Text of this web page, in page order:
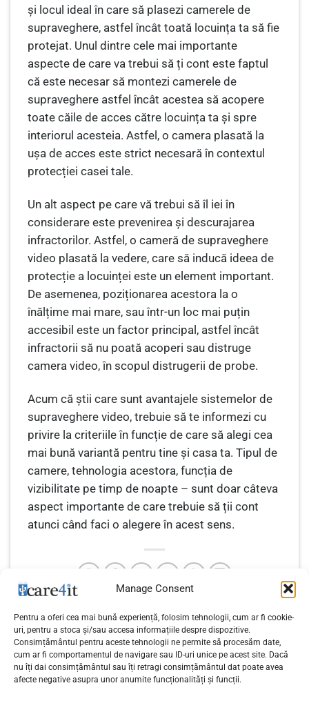
Manage Consent
Pentru a oferi cea mai bună experiență, folosim tehnologii, cum ar fi cookie-
uri, pentru a stoca și/sau accesa informațiile despre dispozitive.
Consimțământul pentru aceste tehnologii ne permite să procesăm date,
cum ar fi comportamentul de navigare sau ID-uri unice pe acest site. Dacă
nu îți dai consimțământul sau îți retragi consimțământul dat poate avea
afecte negative asupra unor anumite funcționalități și funcții.
și locul ideal în care să plasezi camerele de
supraveghere, astfel încât toată locuința ta să fie
protejat. Unul dintre cele mai importante
aspecte de care va trebui să ți cont este faptul
că este necesar să montezi camerele de
supraveghere astfel încât acestea să acopere
toate căile de acces către locuința ta și spre
interiorul acesteia. Astfel, o camera plasată la
ușa de acces este strict necesară în contextul
protecției casei tale.
Un alt aspect pe care vă trebui să îl iei în
considerare este prevenirea și descurajarea
infractorilor. Astfel, o cameră de supraveghere
video plasată la vedere, care să inducă ideea de
protecție a locuinței este un element important.
De asemenea, poziționarea acestora la o
înălțime mai mare, sau într-un loc mai puțin
accesibil este un factor principal, astfel încât
infractorii să nu poată acoperi sau distruge
camera video, în scopul distrugerii de probe.
Acum că știi care sunt avantajele sistemelor de
supraveghere video, trebuie să te informezi cu
privire la criteriile în funcție de care să alegi cea
mai bună variantă pentru tine și casa ta. Tipul de
camere, tehnologia acestora, funcția de
vizibilitate pe timp de noapte – sunt doar câteva
aspect importante de care trebuie să ții cont
atunci când faci o alegere în acest sens.
Optimizare SEO pentru
începători: Când și de unde
să începi?
Invitații cu o notă de
originalitate: Adăugând
elemente decorative pentru
un aspect rafinat